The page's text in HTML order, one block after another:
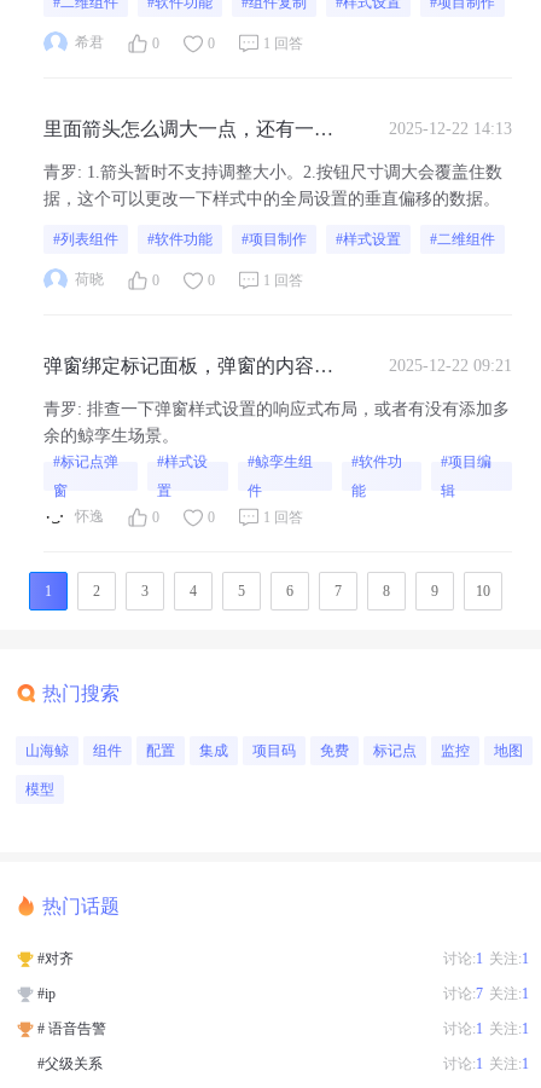
希君 0 0 1 回答
里面箭头怎么调大一点，还有一个
这种需要怎么解决
2025-12-22 14:13
青罗: 1.箭头暂时不支持调整大小。2.按钮尺寸调大会覆盖住数
据，这个可以更改一下样式中的全局设置的垂直偏移的数据。
#列表组件 #软件功能 #项目制作 #样式设置 #二维组件
荷晓 0 0 1 回答
弹窗绑定标记面板，弹窗的内容会
2025-12-22 09:21
青罗: 排查一下弹窗样式设置的响应式布局，或者有没有添加多
余的鲸孪生场景。
#标记点弹
窗
#样式设
置
#鲸孪生组
件
#软件功
能
#项目编
辑
怀逸
0 0 1 回答
1 2 3 4 5 6 7 8 9 10
热门搜索
山海鲸 组件 配置 集成 项目码 免费 标记点 监控 地图
模型
热门话题
#对齐 讨论:1 关注:1
#ip 讨论:7 关注:1
# 语音告警 讨论:1 关注:1
#父级关系 讨论:1 关注:1